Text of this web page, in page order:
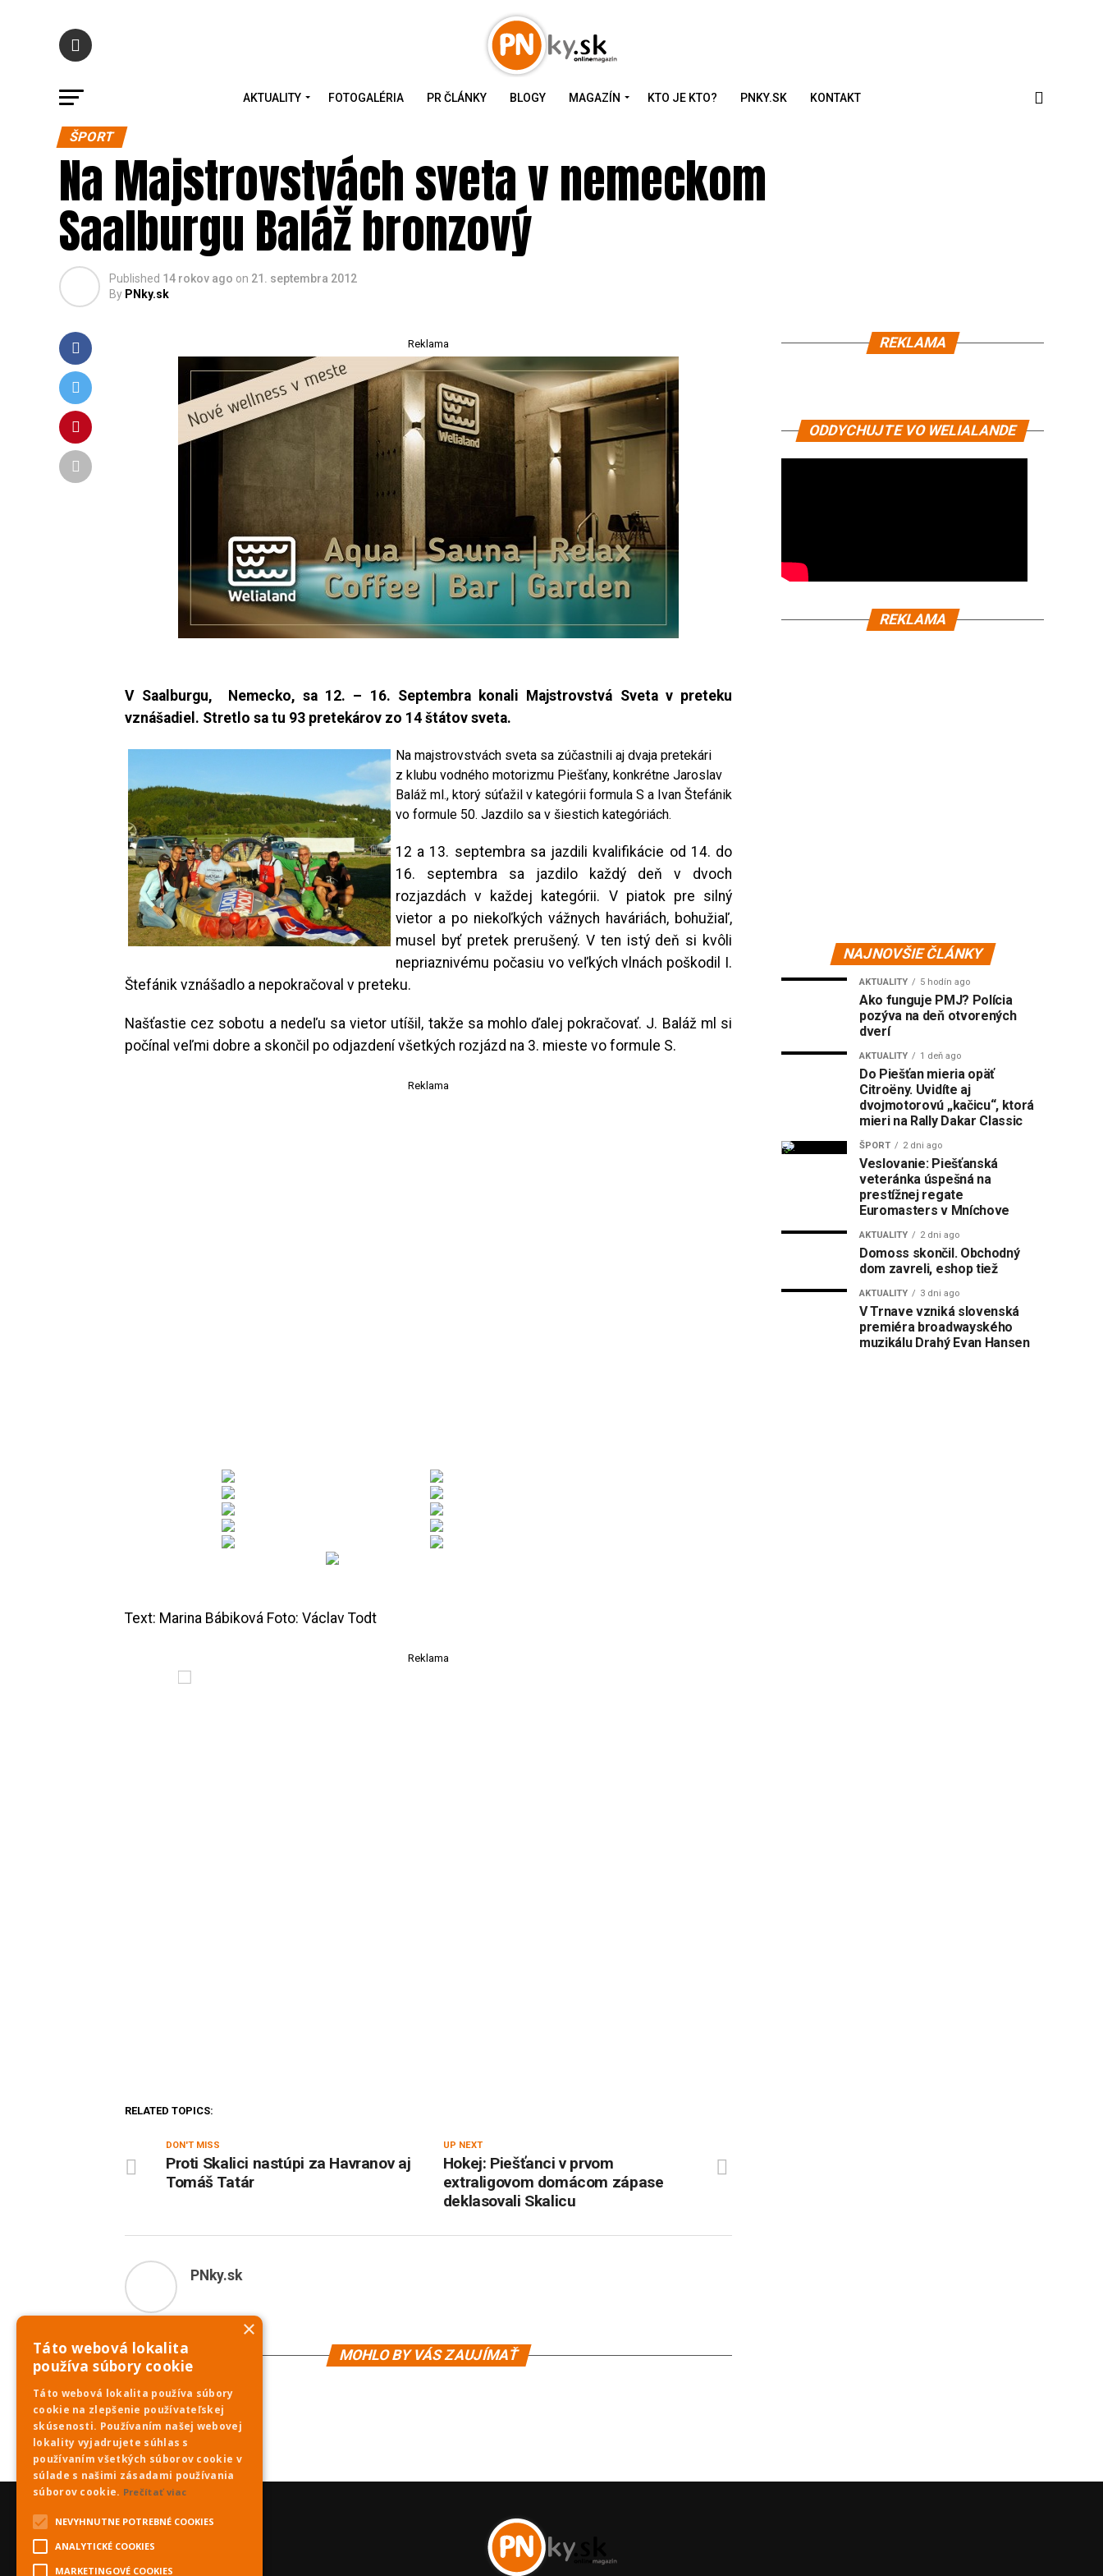
AKTUALITY FOTOGALÉRIA PR ČLÁNKY BLOGY MAGAZÍN KTO JE KTO? PNKY.SK KONTAKT
ŠPORT
Na Majstrovstvách sveta v nemeckom
Saalburgu Baláž bronzový
Published 14 rokov ago on 21. septembra 2012
By PNky.sk
Reklama
V Saalburgu, Nemecko, sa 12. – 16. Septembra konali Majstrovstvá Sveta v preteku
vznášadiel. Stretlo sa tu 93 pretekárov zo 14 štátov sveta.
Na majstrovstvách sveta sa zúčastnili aj dvaja pretekári
z klubu vodného motorizmu Piešťany, konkrétne Jaroslav
Baláž ml., ktorý súťažil v kategórii formula S a Ivan Štefánik
vo formule 50. Jazdilo sa v šiestich kategóriách.
12 a 13. septembra sa jazdili kvalifikácie od 14. do
16. septembra sa jazdilo každý deň v dvoch
rozjazdách v každej kategórii. V piatok pre silný
vietor a po niekoľkých vážnych haváriách, bohužiaľ,
musel byť pretek prerušený. V ten istý deň si kvôli
nepriaznivému počasiu vo veľkých vlnách poškodil I.
Štefánik vznášadlo a nepokračoval v preteku.
Našťastie cez sobotu a nedeľu sa vietor utíšil, takže sa mohlo ďalej pokračovať. J. Baláž ml si
počínal veľmi dobre a skončil po odjazdení všetkých rozjázd na 3. mieste vo formule S.
Reklama
Text: Marina Bábiková Foto: Václav Todt
Reklama
RELATED TOPICS:
UP NEXT
Hokej: Piešťanci v prvom
extraligovom domácom zápase
deklasovali Skalicu
DON'T MISS
Proti Skalici nastúpi za Havranov aj
Tomáš Tatár
PNky.sk
MOHLO BY VÁS ZAUJÍMAŤ
REKLAMA
ODDYCHUJTE VO WELIALANDE
REKLAMA
NAJNOVŠIE ČLÁNKY
AKTUALITY 5 hodín ago
Ako funguje PMJ? Polícia
pozýva na deň otvorených
dverí
AKTUALITY 1 deň ago
Do Piešťan mieria opäť
Citroëny. Uvidíte aj
dvojmotorovú „kačicu“, ktorá
mieri na Rally Dakar Classic
ŠPORT 2 dni ago
Veslovanie: Piešťanská
veteránka úspešná na
prestížnej regate
Euromasters v Mníchove
AKTUALITY 2 dni ago
Domoss skončil. Obchodný
dom zavreli, eshop tiež
AKTUALITY 3 dni ago
V Trnave vzniká slovenská
premiéra broadwayského
muzikálu Drahý Evan Hansen
×
Táto webová lokalita
používa súbory cookie
Táto webová lokalita používa súbory
cookie na zlepšenie používateľskej
skúsenosti. Používaním našej webovej
lokality vyjadrujete súhlas s
používaním všetkých súborov cookie v
súlade s našimi zásadami používania
súborov cookie. Prečítať viac
NEVYHNUTNE POTREBNÉ COOKIES
ANALYTICKÉ COOKIES
MARKETINGOVÉ COOKIES